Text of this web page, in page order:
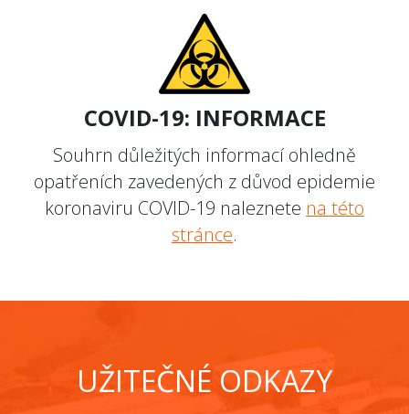
COVID-19: INFORMACE
Souhrn důležitých informací ohledně
opatřeních zavedených z důvod epidemie
koronaviru COVID-19 naleznete na této
stránce.
UŽITEČNÉ ODKAZY